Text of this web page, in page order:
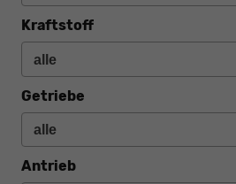
Kraftstoff
Getriebe
Antrieb